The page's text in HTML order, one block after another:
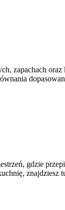
zapachach
gdzie
znajdziesz